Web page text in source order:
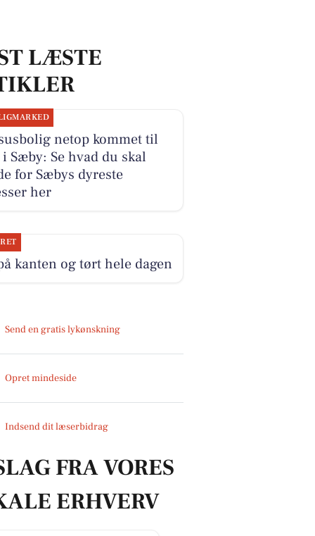
LÆSTE
netop kommet til
Sæby: Se hvad du skal
for Sæbys dyreste
her
kanten og tørt hele dagen
Send en gratis lykønskning
Opret mindeside
Indsend dit læserbidrag
FRA VORES
ERHVERV